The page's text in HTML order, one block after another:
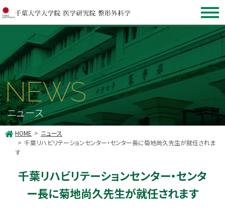
NEWS
ニュース
HOME
ニュース
千葉リハビリテーションセンター・センター長に菊地尚久先生が就任されま
す
千葉リハビリテーションセンター・センタ
ー長に菊地尚久先生が就任されます